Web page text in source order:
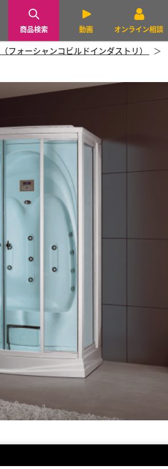
商品検索 動画 オンライン相談
ォーシャンコビルドインダストリ）